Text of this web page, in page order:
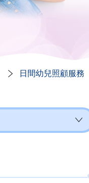
日間幼兒照顧服務